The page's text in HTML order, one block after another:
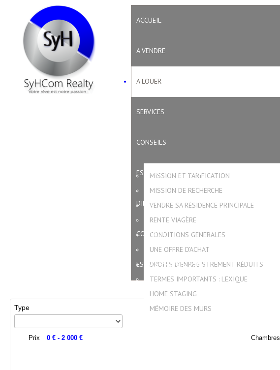
ACCUEIL
A VENDRE
A LOUER
SERVICES
CONSEILS
MISSION ET TARIFICATION
MISSION DE RECHERCHE
VENDRE SA RÉSIDENCE PRINCIPALE
RENTE VIAGÈRE
CONDITIONS GENERALES
UNE OFFRE D’ACHAT
DROITS D'ENREGISTREMENT RÉDUITS
TERMES IMPORTANTS : LEXIQUE
HOME STAGING
MÉMOIRE DES MURS
ESTIMATION OFFERTE
DIRECTION
CONTACT
ESPACE PROPRIÉTAIRE
Type
Prix 0 €- 2 000 € Chambres